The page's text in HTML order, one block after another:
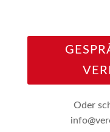
Oder